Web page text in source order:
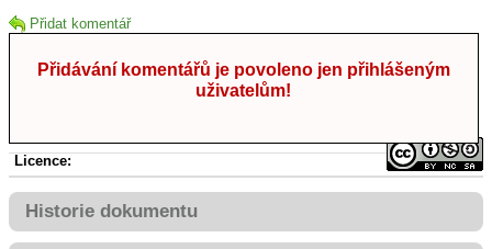
Přidat komentář
Přidávání komentářů je povoleno jen přihlášeným
uživatelům!
Licence:
Historie dokumentu